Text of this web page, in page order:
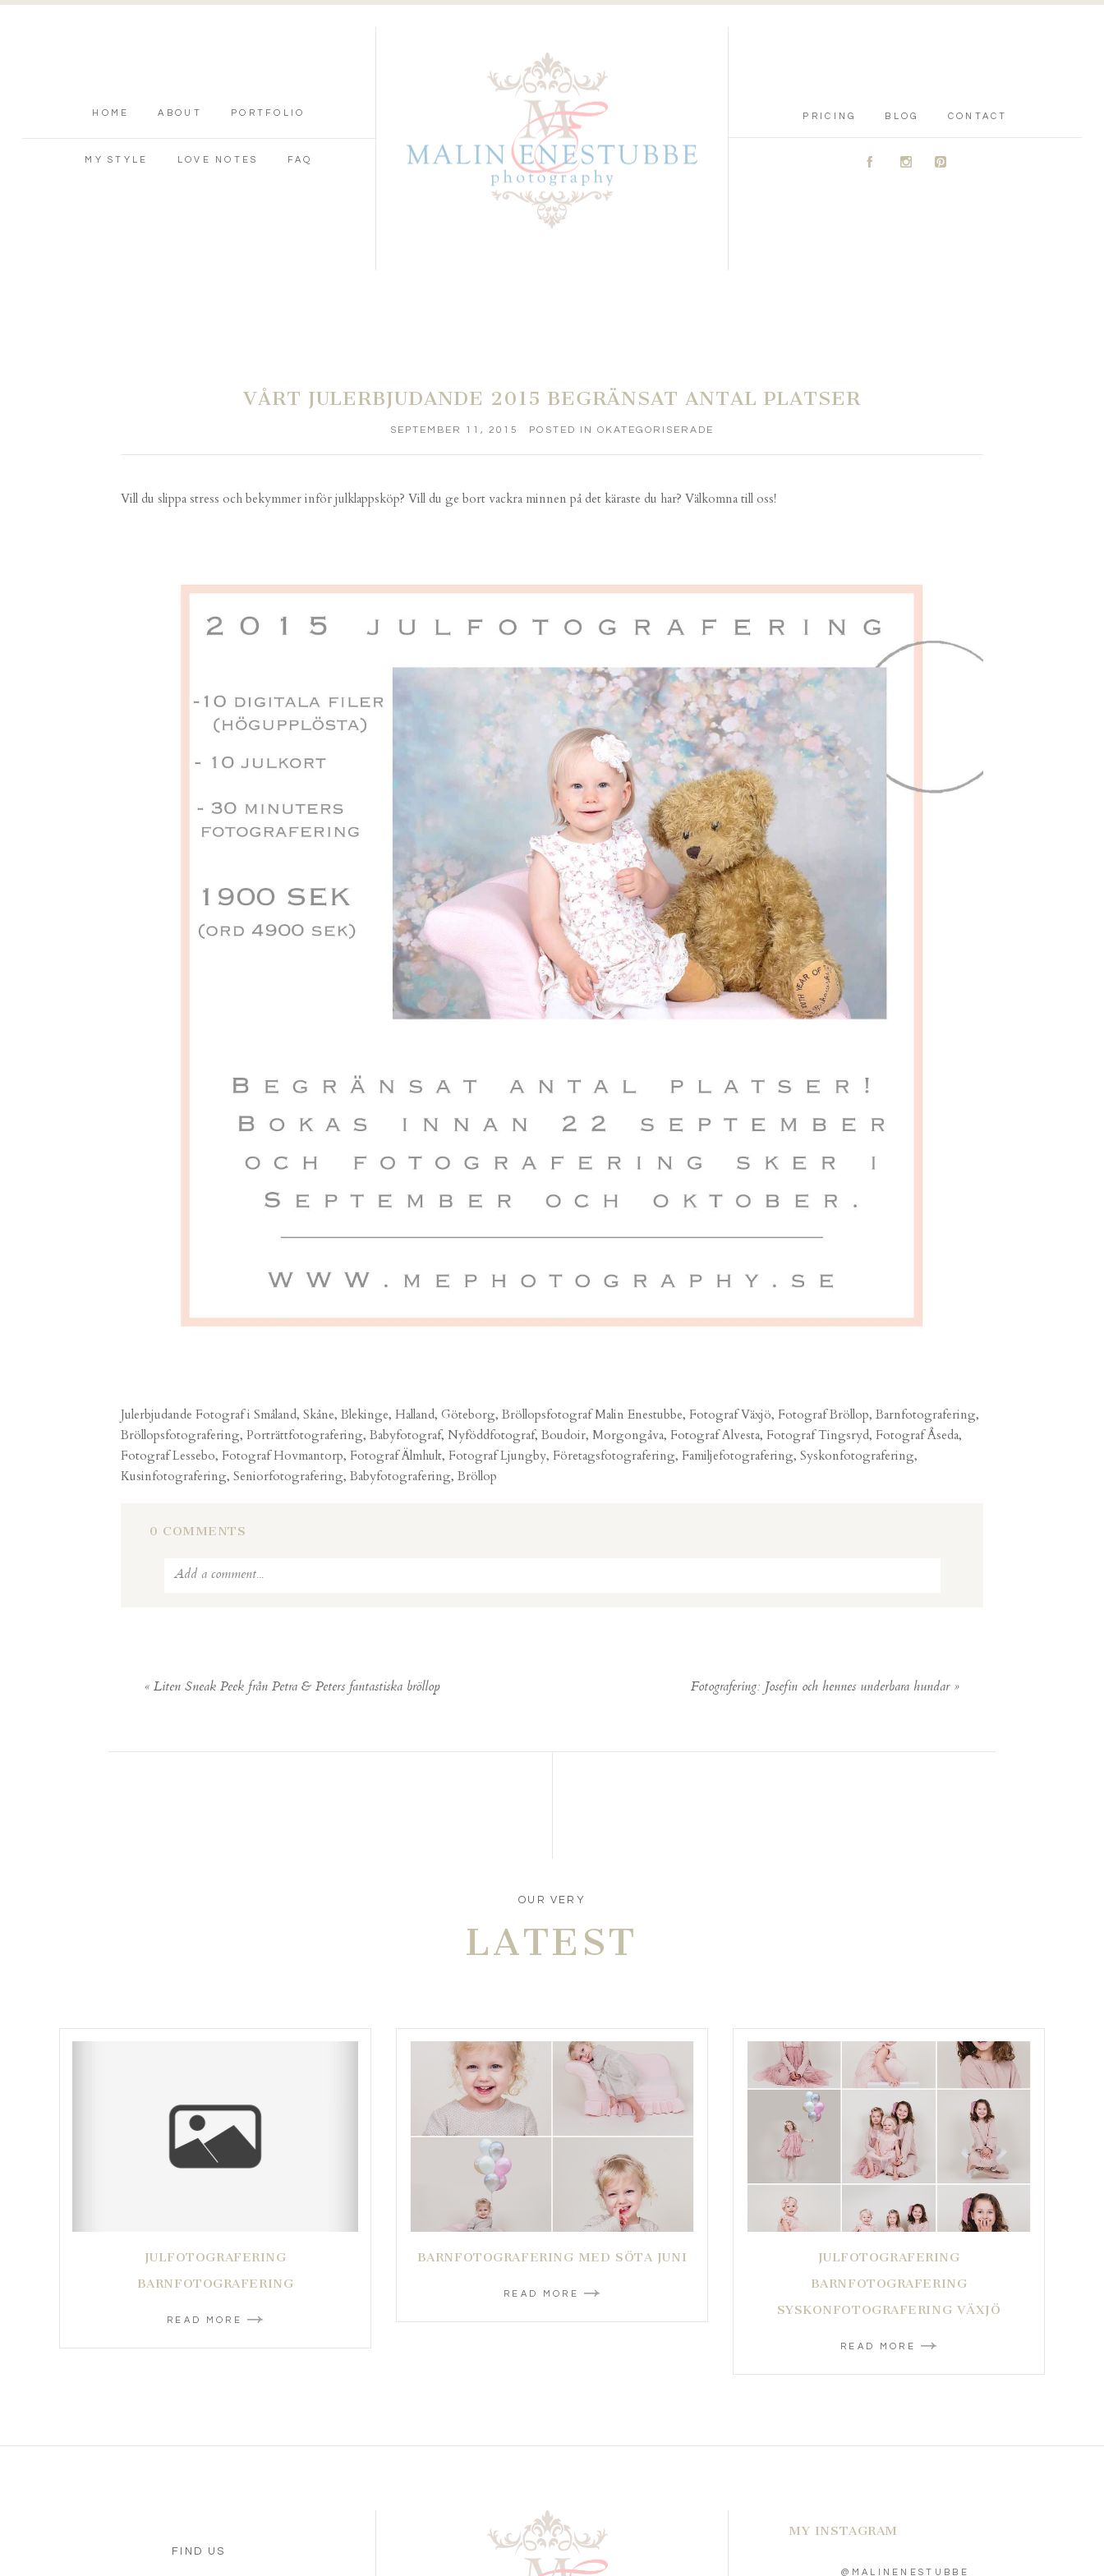
HOME ABOUT PORTFOLIO
MY STYLE LOVE NOTES FAQ
PRICING BLOG CONTACT
A C D
VÅRT JULERBJUDANDE 2015 BEGRÄNSAT ANTAL PLATSER
SEPTEMBER 11, 2015 POSTED IN OKATEGORISERADE
Vill du slippa stress och bekymmer inför julklappsköp? Vill du ge bort vackra minnen på det käraste du har? Välkomna till oss!
Julerbjudande Fotograf i Småland, Skåne, Blekinge, Halland, Göteborg, Bröllopsfotograf Malin Enestubbe, Fotograf Växjö, Fotograf Bröllop, Barnfotografering,
Bröllopsfotografering, Porträttfotografering, Babyfotograf, Nyföddfotograf, Boudoir, Morgongåva, Fotograf Alvesta, Fotograf Tingsryd, Fotograf Åseda,
Fotograf Lessebo, Fotograf Hovmantorp, Fotograf Älmhult, Fotograf Ljungby, Företagsfotografering, Familjefotografering, Syskonfotografering,
Kusinfotografering, Seniorfotografering, Babyfotografering, Bröllop
0 COMMENTS
Add a comment...
«Liten Sneak Peek från Petra & Peters fantastiska bröllop Fotografering: Josefin och hennes underbara hundar »
OUR VERY
LATEST
JULFOTOGRAFERING
BARNFOTOGRAFERING
READ MORE
BARNFOTOGRAFERING MED SÖTA JUNI
READ MORE
JULFOTOGRAFERING
BARNFOTOGRAFERING
SYSKONFOTOGRAFERING VÄXJÖ
READ MORE
FIND US
MY INSTAGRAM
@MALINENESTUBBE